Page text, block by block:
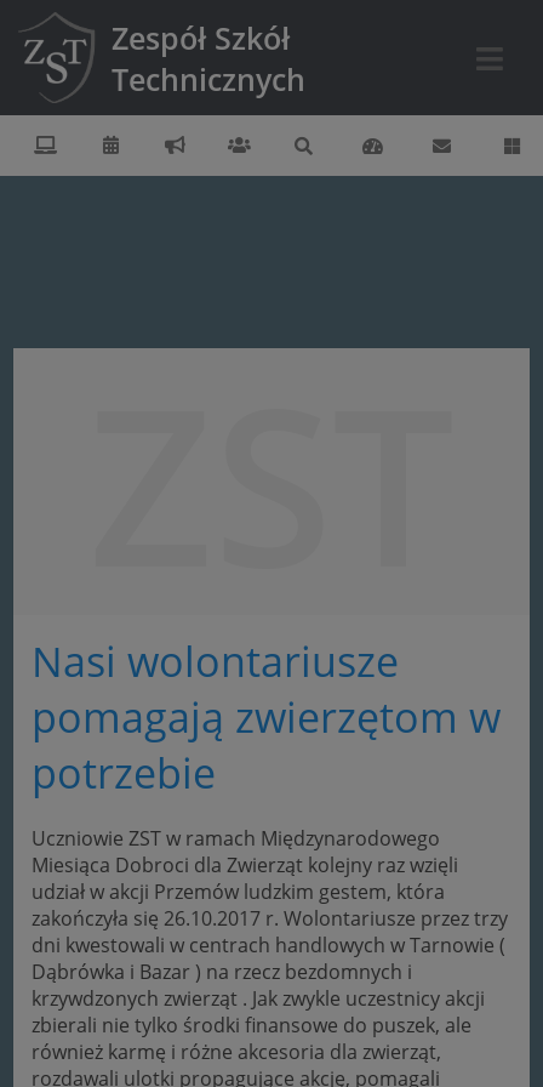
Zespół Szkół
Technicznych
Nasi wolontariusze
pomagają zwierzętom w
potrzebie
Uczniowie ZST w ramach Międzynarodowego
Miesiąca Dobroci dla Zwierząt kolejny raz wzięli
udział w akcji Przemów ludzkim gestem, która
zakończyła się 26.10.2017 r. Wolontariusze przez trzy
dni kwestowali w centrach handlowych w Tarnowie (
Dąbrówka i Bazar ) na rzecz bezdomnych i
krzywdzonych zwierząt . Jak zwykle uczestnicy akcji
zbierali nie tylko środki finansowe do puszek, ale
również karmę i różne akcesoria dla zwierząt,
rozdawali ulotki propagujące akcję, pomagali